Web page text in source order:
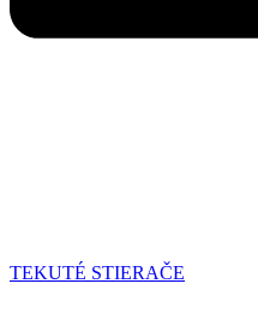
TEKUTÉ STIERAČE